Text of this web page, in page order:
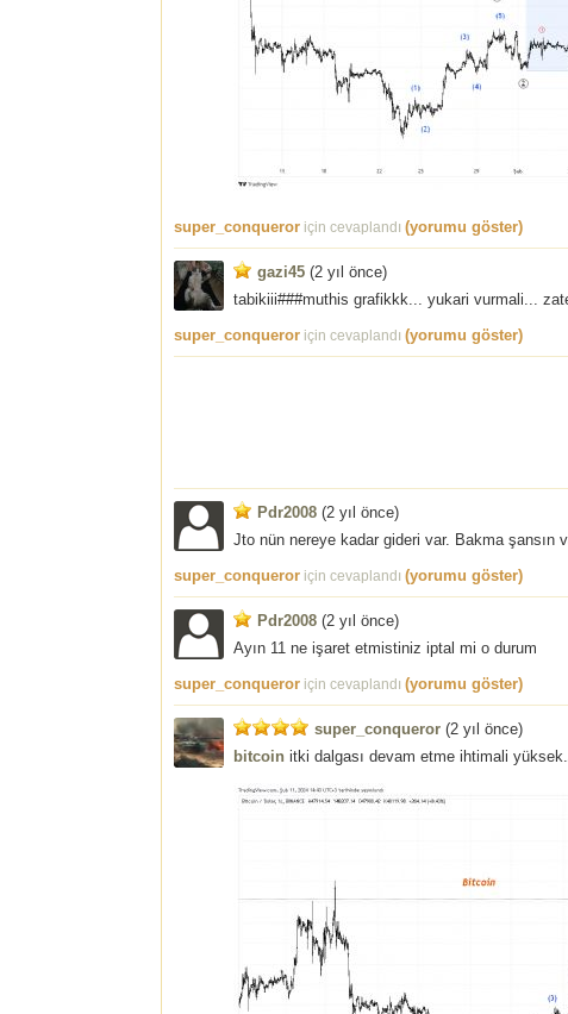
super_conqueror için cevaplandı (yorumu göster)
gazi45 (2 yıl önce)
tabikiii###muthis grafikkk... yukari vurmali...
super_conqueror için cevaplandı (yorumu göster)
Pdr2008 (2 yıl önce)
Jto nün nereye kadar gideri var. Bakma şansın
super_conqueror için cevaplandı (yorumu göster)
Pdr2008 (2 yıl önce)
Ayın 11 ne işaret etmistiniz iptal mi o durum
super_conqueror için cevaplandı (yorumu göster)
super_conqueror (2 yıl önce)
bitcoin itki dalgası devam etme ihtimali